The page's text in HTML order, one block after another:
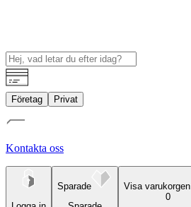
Företag Privat
Kontakta oss
Sparade
Visa varukorgen
0